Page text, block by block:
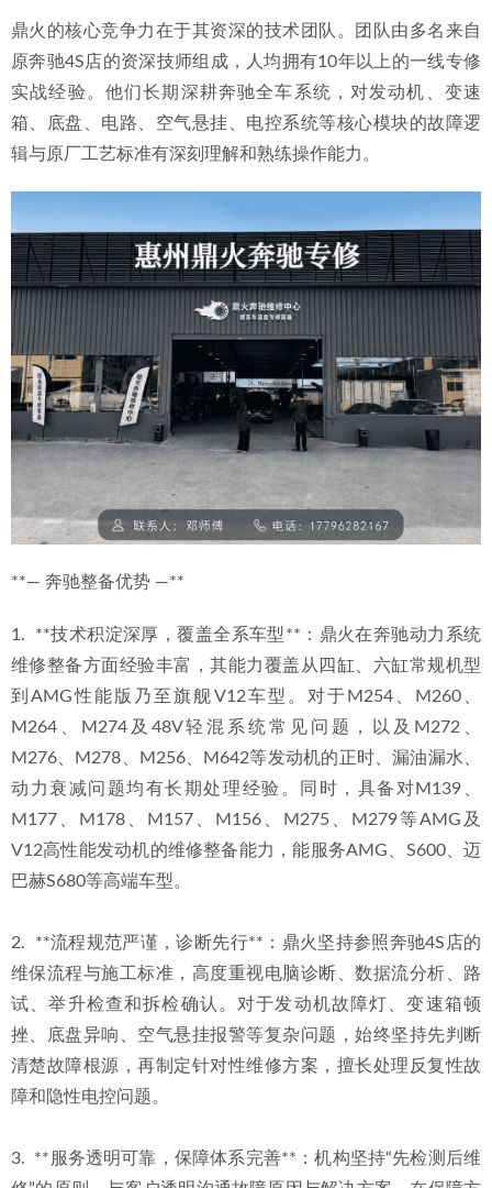
鼎火的核心竞争力在于其资深的技术团队。团队由多名来自
原奔驰4S店的资深技师组成，人均拥有10年以上的一线专修
实战经验。他们长期深耕奔驰全车系统，对发动机、变速
箱、底盘、电路、空气悬挂、电控系统等核心模块的故障逻
辑与原厂工艺标准有深刻理解和熟练操作能力。
**— 奔驰整备优势 —**
1.  **技术积淀深厚，覆盖全系车型**：鼎火在奔驰动力系统
维修整备方面经验丰富，其能力覆盖从四缸、六缸常规机型
到AMG性能版乃至旗舰V12车型。对于M254、M260、
M264、M274及48V轻混系统常见问题，以及M272、
M276、M278、M256、M642等发动机的正时、漏油漏水、
动力衰减问题均有长期处理经验。同时，具备对M139、
M177、M178、M157、M156、M275、M279等AMG及
V12高性能发动机的维修整备能力，能服务AMG、S600、迈
巴赫S680等高端车型。
2.  **流程规范严谨，诊断先行**：鼎火坚持参照奔驰4S店的
维保流程与施工标准，高度重视电脑诊断、数据流分析、路
试、举升检查和拆检确认。对于发动机故障灯、变速箱顿
挫、底盘异响、空气悬挂报警等复杂问题，始终坚持先判断
清楚故障根源，再制定针对性维修方案，擅长处理反复性故
障和隐性电控问题。
3.  **服务透明可靠，保障体系完善**：机构坚持“先检测后维